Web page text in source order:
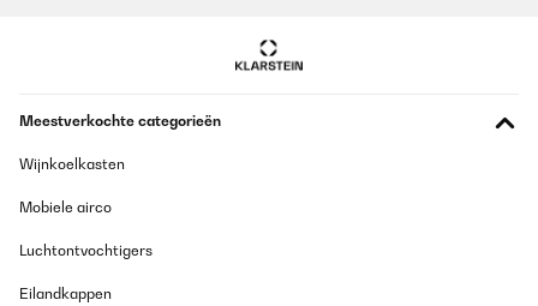
Meestverkochte categorieën
Wijnkoelkasten
Mobiele airco
Luchtontvochtigers
Eilandkappen